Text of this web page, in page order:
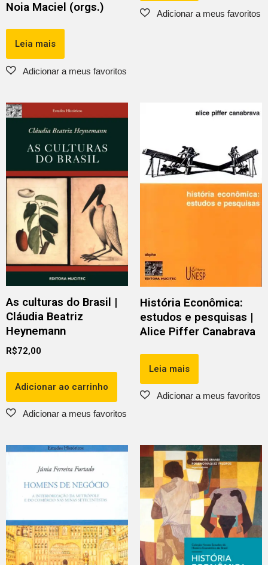
Noia Maciel (orgs.)
Leia mais
As culturas do Brasil |
Cláudia Beatriz
Heynemann
R$72,00
Adicionar ao carrinho
História Econômica:
estudos e pesquisas |
Alice Piffer Canabrava
Leia mais